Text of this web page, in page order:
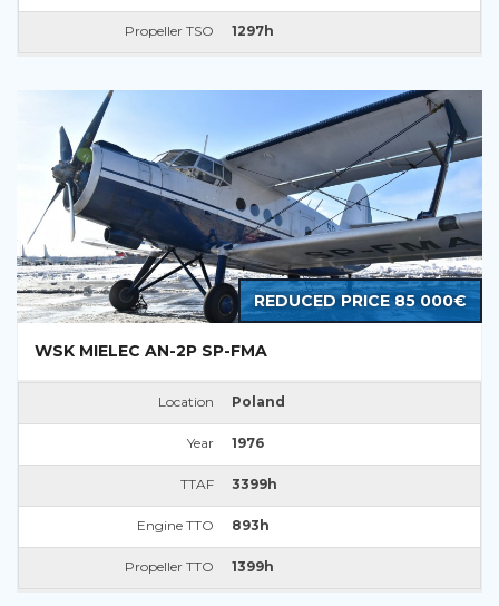
Propeller TSO 1297h
REDUCED PRICE 85 000€
WSK MIELEC AN-2P SP-FMA
Location Poland
Year 1976
TTAF 3399h
Engine TTO 893h
Propeller TTO 1399h